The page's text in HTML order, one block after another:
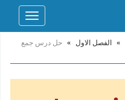
Toggle
» الفصل الاول » حل درس جمع